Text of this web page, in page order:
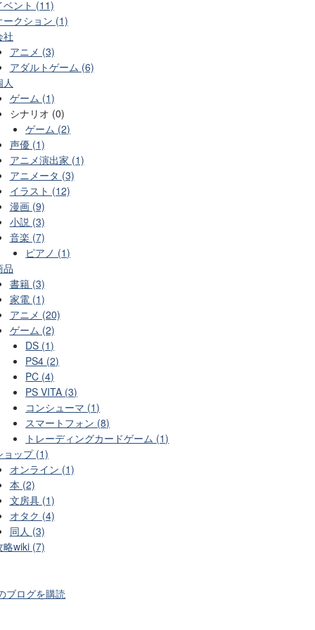
ベント (11)
ークション (1)
社
アニメ (3)
アダルトゲーム (6)
人
ゲーム (1)
シナリオ (0)
ゲーム (2)
声優 (1)
アニメ演出家 (1)
アニメータ (3)
イラスト (12)
漫画 (9)
小説 (3)
音楽 (7)
ピアノ (1)
品
書籍 (3)
家電 (1)
アニメ (20)
ゲーム (2)
DS (1)
PS4 (2)
PC (4)
PS VITA (3)
コンシューマ (1)
スマートフォン (8)
トレーディングカードゲーム (1)
ョップ (1)
オンライン (1)
本 (2)
文房具 (1)
オタク (4)
同人 (3)
略wiki (7)
ブログを購読